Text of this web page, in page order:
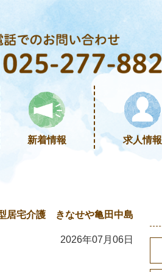
新着情報 求人情報
居宅介護 きなせや亀田中島
2026年07月06日